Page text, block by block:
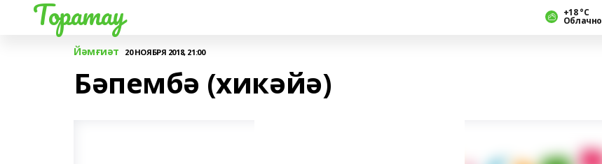
Торатау +18 °С
Облачно
Йәмғиәт 20 НОЯБРЯ 2018, 21:00
Бәпембә (хикәйә)